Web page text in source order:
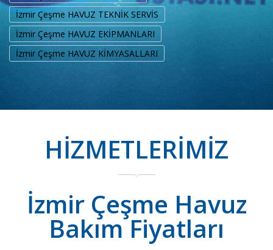
İzmir Çeşme HAVUZ TEKNİK SERVİS
İzmir Çeşme HAVUZ EKİPMANLARI
İzmir Çeşme HAVUZ KİMYASALLARI
HİZMETLERİMİZ
İzmir Çeşme Havuz
Bakım Fiyatları